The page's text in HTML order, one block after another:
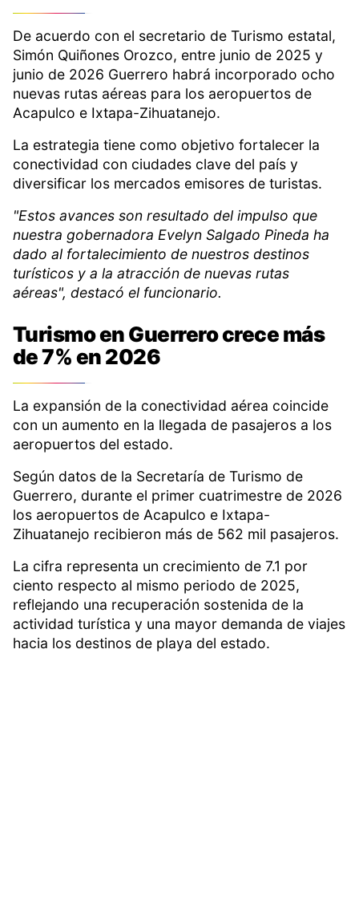
De acuerdo con el secretario de Turismo estatal,
Simón Quiñones Orozco, entre junio de 2025 y
junio de 2026 Guerrero habrá incorporado ocho
nuevas rutas aéreas para los aeropuertos de
Acapulco e Ixtapa-Zihuatanejo.
La estrategia tiene como objetivo fortalecer la
conectividad con ciudades clave del país y
diversificar los mercados emisores de turistas.
"Estos avances son resultado del impulso que
nuestra gobernadora Evelyn Salgado Pineda ha
dado al fortalecimiento de nuestros destinos
turísticos y a la atracción de nuevas rutas
aéreas", destacó el funcionario.
Turismo en Guerrero crece más
de 7% en 2026
La expansión de la conectividad aérea coincide
con un aumento en la llegada de pasajeros a los
aeropuertos del estado.
Según datos de la Secretaría de Turismo de
Guerrero, durante el primer cuatrimestre de 2026
los aeropuertos de Acapulco e Ixtapa-
Zihuatanejo recibieron más de 562 mil pasajeros.
La cifra representa un crecimiento de 7.1 por
ciento respecto al mismo periodo de 2025,
reflejando una recuperación sostenida de la
actividad turística y una mayor demanda de viajes
hacia los destinos de playa del estado.